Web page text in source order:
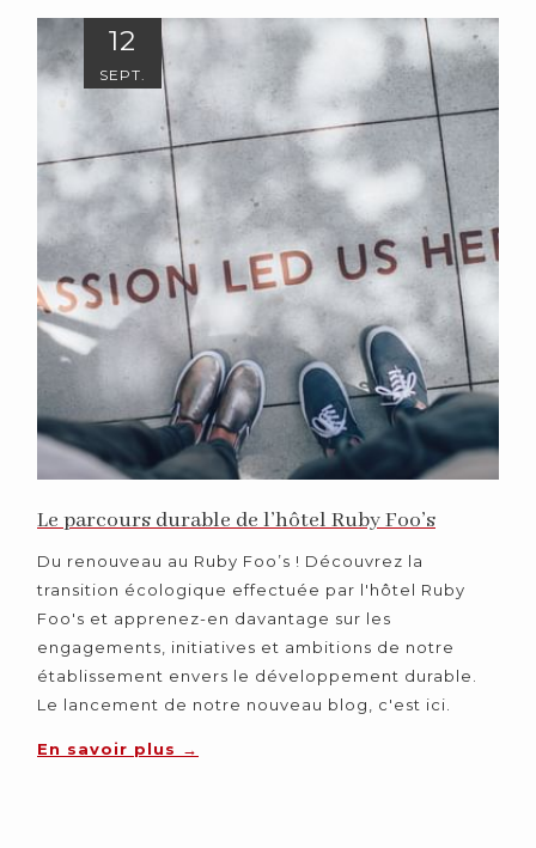
12
SEPT.
Le parcours durable de l’hôtel Ruby Foo’s
Du renouveau au Ruby Foo’s ! Découvrez la
transition écologique effectuée par l'hôtel Ruby
Foo's et apprenez-en davantage sur les
engagements, initiatives et ambitions de notre
établissement envers le développement durable.
Le lancement de notre nouveau blog, c'est ici.
En savoir plus